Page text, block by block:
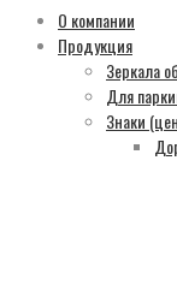
О компании
Продукция
Зеркала
Для
Знаки